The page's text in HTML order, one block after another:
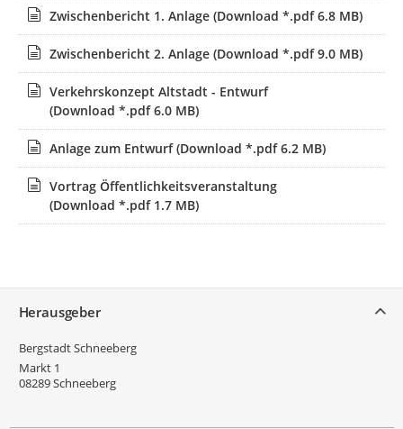
Zwischenbericht 1. Anlage (Download *.pdf 6.8 MB)
Zwischenbericht 2. Anlage (Download *.pdf 9.0 MB)
Verkehrskonzept Altstadt - Entwurf
(Download *.pdf 6.0 MB)
Anlage zum Entwurf (Download *.pdf 6.2 MB)
Vortrag Öffentlichkeitsveranstaltung
(Download *.pdf 1.7 MB)
Herausgeber
Bergstadt Schneeberg
Markt 1
08289Schneeberg